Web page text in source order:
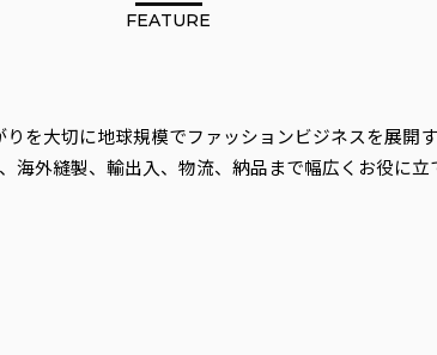
FEATURE
りを大切に地球規模でファッションビジネスを展開
海外縫製、輸出入、物流、納品まで幅広くお役に立